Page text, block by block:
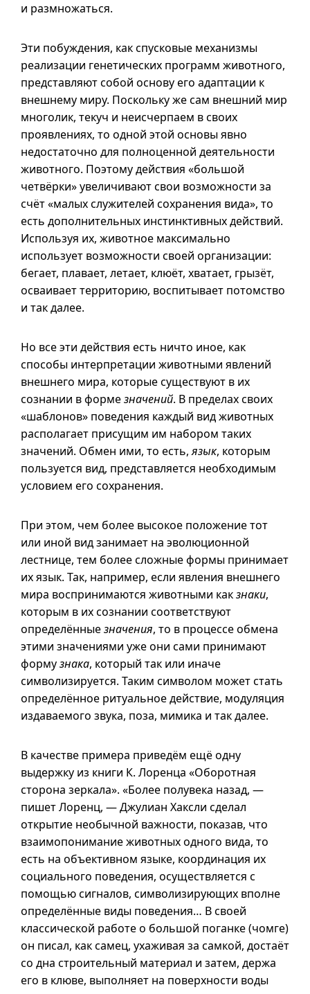
и размножаться.
Эти побуждения, как спусковые механизмы
реализации генетических программ животного,
представляют собой основу его адаптации к
внешнему миру. Поскольку же сам внешний мир
многолик, текуч и неисчерпаем в своих
проявлениях, то одной этой основы явно
недостаточно для полноценной деятельности
животного. Поэтому действия «большой
четвёрки» увеличивают свои возможности за
счёт «малых служителей сохранения вида», то
есть дополнительных инстинктивных действий.
Используя их, животное максимально
использует возможности своей организации:
бегает, плавает, летает, клюёт, хватает, грызёт,
осваивает территорию, воспитывает потомство
и так далее.
Но все эти действия есть ничто иное, как
способы интерпретации животными явлений
внешнего мира, которые существуют в их
сознании в формезначений. В пределах своих
«шаблонов» поведения каждый вид животных
располагает присущим им набором таких
значений. Обмен ими, то есть,язык, которым
пользуется вид, представляется необходимым
условием его сохранения.
При этом, чем более высокое положение тот
или иной вид занимает на эволюционной
лестнице, тем более сложные формы принимает
их язык. Так, например, если явления внешнего
мира воспринимаются животными какзнаки,
которым в их сознании соответствуют
определённыезначения, то в процессе обмена
этими значениями уже они сами принимают
формузнака, который так или иначе
символизируется. Таким символом может стать
определённое ритуальное действие, модуляция
издаваемого звука, поза, мимика и так далее.
В качестве примера приведём ещё одну
выдержку из книги К. Лоренца «Оборотная
сторона зеркала». «Более полувека назад, —
пишет Лоренц, — Джулиан Хаксли сделал
открытие необычной важности, показав, что
взаимопонимание животных одного вида, то
есть на объективном языке, координация их
социального поведения, осуществляется с
помощью сигналов, символизирующих вполне
определённые виды поведения… В своей
классической работе о большой поганке (чомге)
он писал, как самец, ухаживая за самкой, достаёт
со дна строительный материал и затем, держа
его в клюве, выполняет на поверхности воды